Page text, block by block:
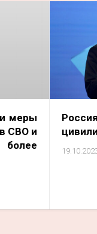
меры
СВО и